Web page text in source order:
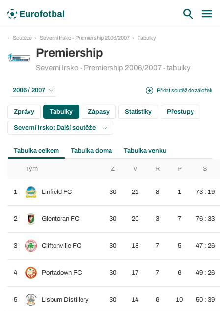
Soutěže Severní Irsko - Premiership 2006/2007 Tabulky
Premiership
Severní Irsko - Premiership 2006/2007 - tabulky
Přidat soutěž do záložek
2006 / 2007
Zprávy Tabulky Zápasy Statistiky Přestupy
Severní Irsko: Další soutěže
Tabulka celkem Tabulka doma Tabulka venku
Tým Z V R P S
1 Linfield FC 30 21 8 1 73 : 19
2 Glentoran FC 30 20 3 7 76 : 33
3 Cliftonville FC 30 18 7 5 47 : 26
4 Portadown FC 30 17 7 6 49 : 26
5 Lisburn Distillery 30 14 6 10 50 : 39